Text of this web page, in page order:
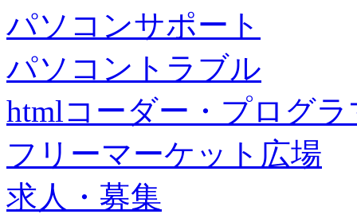
パソコンサポート
パソコントラブル
htmlコーダー・プログラ
フリーマーケット広場
求人・募集